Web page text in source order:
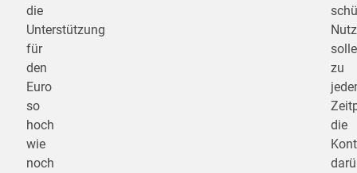
die
Unterstützung
für
den
Euro
so
hoch
wie
noch
zu
die